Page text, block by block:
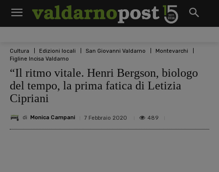
Cultura Edizioni locali San Giovanni Valdarno
Montevarchi
Figline Incisa Valdarno
“Il ritmo vitale. Henri Bergson, biologo
del tempo, la prima fatica di Letizia
Cipriani
di Monica Campani 7 Febbraio 2020 489